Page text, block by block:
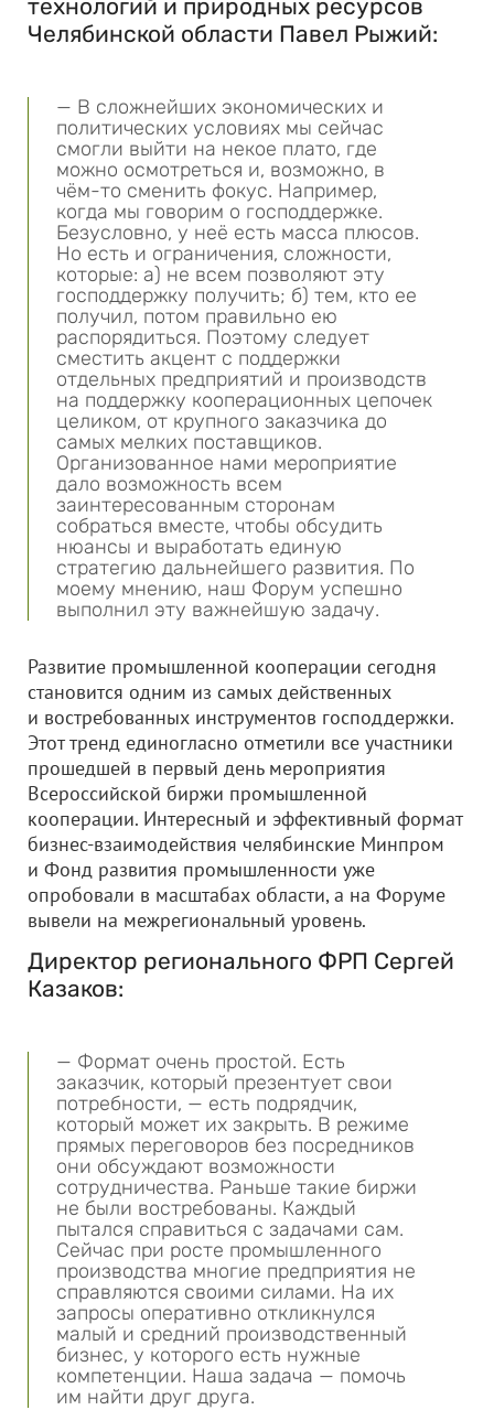
технологий и природных ресурсов
Челябинской области Павел Рыжий:
— В сложнейших экономических и
политических условиях мы сейчас
смогли выйти на некое плато, где
можно осмотреться и, возможно, в
чём-то сменить фокус. Например,
когда мы говорим о господдержке.
Безусловно, у неё есть масса плюсов.
Но есть и ограничения, сложности,
которые: а) не всем позволяют эту
господдержку получить; б) тем, кто ее
получил, потом правильно ею
распорядиться. Поэтому следует
сместить акцент с поддержки
отдельных предприятий и производств
на поддержку кооперационных цепочек
целиком, от крупного заказчика до
самых мелких поставщиков.
Организованное нами мероприятие
дало возможность всем
заинтересованным сторонам
собраться вместе, чтобы обсудить
нюансы и выработать единую
стратегию дальнейшего развития. По
моему мнению, наш Форум успешно
выполнил эту важнейшую задачу.
Развитие промышленной кооперации сегодня
становится одним из самых действенных
и востребованных инструментов господдержки.
Этот тренд единогласно отметили все участники
прошедшей в первый день мероприятия
Всероссийской биржи промышленной
кооперации. Интересный и эффективный формат
бизнес-взаимодействия челябинские Минпром
и Фонд развития промышленности уже
опробовали в масштабах области, а на Форуме
вывели на межрегиональный уровень.
Директор регионального ФРП Сергей
Казаков:
— Формат очень простой. Есть
заказчик, который презентует свои
потребности, — есть подрядчик,
который может их закрыть. В режиме
прямых переговоров без посредников
они обсуждают возможности
сотрудничества. Раньше такие биржи
не были востребованы. Каждый
пытался справиться с задачами сам.
Сейчас при росте промышленного
производства многие предприятия не
справляются своими силами. На их
запросы оперативно откликнулся
малый и средний производственный
бизнес, у которого есть нужные
компетенции. Наша задача — помочь
им найти друг друга.